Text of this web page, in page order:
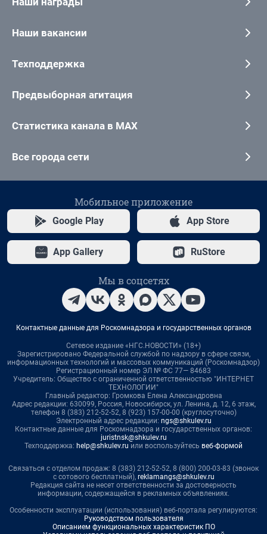
Наши вакансии
Техподдержка
Предвыборная агитация
Статистика канала в MAX
Все города сети
Мобильное приложение
Google Play App Store
App Gallery RuStore
Мы в соцсетях
Контактные данные для Роскомнадзора и государственных органов
Сетевое издание «НГС.НОВОСТИ» (18+)
Зарегистрировано Федеральной службой по надзору в сфере связи,
информационных технологий и массовых коммуникаций (Роскомнадзор)
Регистрационный номер ЭЛ № ФС 77— 84683
Учредитель: Общество с ограниченной ответственностью "ИНТЕРНЕТ
ТЕХНОЛОГИИ"
Главный редактор: Громкова Елена Александровна
Адрес редакции: 630099, Россия, Новосибирск, ул. Ленина, д. 12, 6 этаж,
телефон 8 (383) 212-52-52, 8 (923) 157-00-00 (круглосуточно)
Электронный адрес редакции: ngs@shkulev.ru
Контактные данные для Роскомнадзора и государственных органов:
juristnsk@shkulev.ru
Техподдержка: help@shkulev.ru или воспользуйтесь веб-формой
Связаться с отделом продаж: 8 (383) 212-52-52, 8 (800) 200-03-83 (звонок
с сотового бесплатный), reklamangs@shkulev.ru
Редакция сайта не несет ответственности за достоверность
информации, содержащейся в рекламных объявлениях.
Особенности эксплуатации (использования) веб-портала регулируются:
Руководством пользователя
Описанием функциональных характеристик ПО